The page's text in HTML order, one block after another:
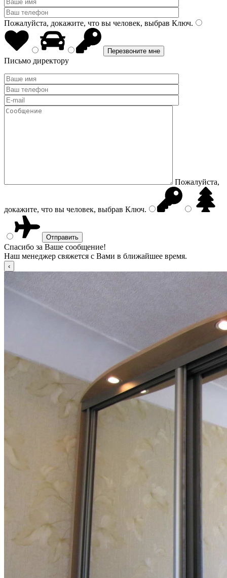
Пожалуйста, докажите, что вы человек, выбрав Ключ.
Письмо директору
Пожалуйста,
докажите, что вы человек, выбрав Ключ.
Спасибо за Ваше сообщение!
Наш менеджер свяжется с Вами в ближайшее время.